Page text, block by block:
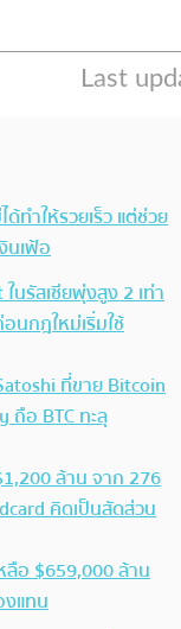
ทำให้รวยเร็ว แต่ช่วย
นเฟ้อ
นรัสเซียพุ่งสูง 2 เท่า
นกฎใหม่เริ่มใช้
ที่ขาย Bitcoin
ถือ BTC ทะลุ
ล้าน จาก 276
คิดเป็นสัดส่วน
อ $659,000 ล้าน
งแทน